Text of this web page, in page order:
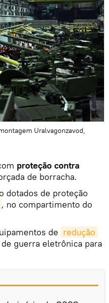
Uralvagonzavod,
proteção contra
de borracha.
dotados de proteção
, no compartimento do
de redução
guerra eletrônica para